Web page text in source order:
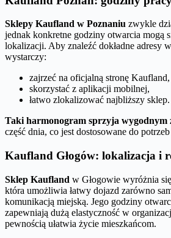
Sklepy Kaufland w Poznaniu zwykle
jednak konkretne godziny otwarcia mogą
lokalizacji. Aby znaleźć dokładne adresy
wystarczy:
zajrzeć na oficjalną stronę Kaufland,
skorzystać z aplikacji mobilnej,
łatwo zlokalizować najbliższy sklep.
Taki harmonogram sprzyja wygodnym
część dnia, co jest dostosowane do
Kaufland Głogów: lokalizacja i
Sklep Kaufland w Głogowie wyróżnia
która umożliwia łatwy dojazd zarówno
komunikacją miejską. Jego godziny
zapewniają dużą elastyczność w
pewnością ułatwia życie mieszkańcom.